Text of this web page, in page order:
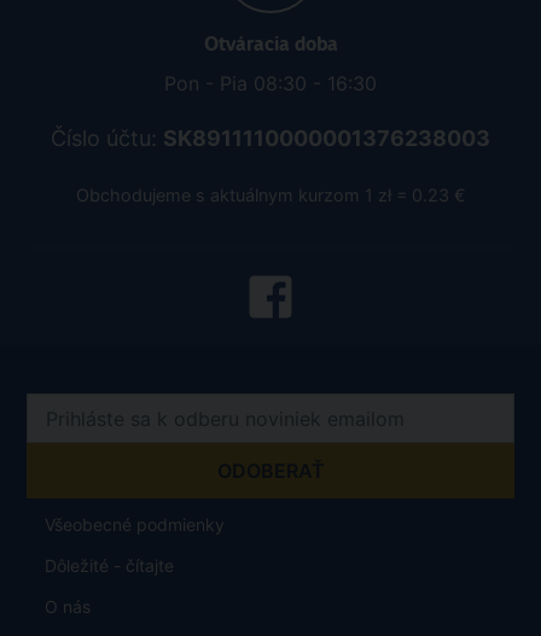
Otváracia doba
Pon - Pia 08:30 - 16:30
Číslo účtu: SK8911110000001376238003
Obchodujeme s aktuálnym kurzom 1 zł = 0.23 €
Všeobecné podmienky
Dôležité - čítajte
O nás